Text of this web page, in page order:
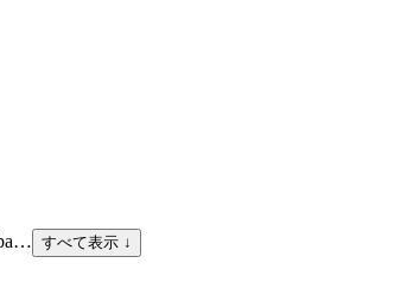
… すべて表示 ↓